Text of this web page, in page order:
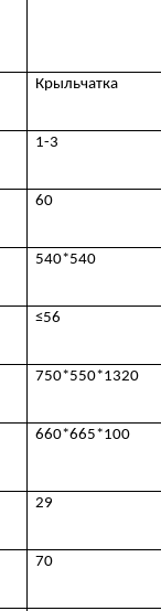
Крыльчатка
1-3
60
540*540
≤56
750*550*1320
660*665*100
29
70